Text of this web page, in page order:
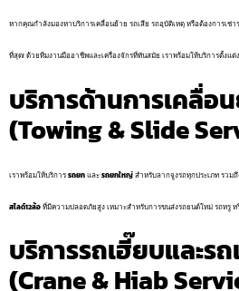
หากคุณกำลังมองหาบริการเคลื่อนย้าย รถเสีย รถอุบัติเหตุ หรือต้องการเช่
ที่สุด! ด้วยทีมงานมืออาชีพและเครื่องจักรที่ทันสมัย เราพร้อมให้บริการตั้งแ
บริการด้านการเคลื่อ
(Towing & Slide
เราพร้อมให้บริการรถยกและรถยกใหญ่สำหรับลากจูงรถทุกประเภท รวม
สไลด์12ล้อที่มีความปลอดภัยสูง เหมาะสำหรับการขนส่งรถยนต์ใหม่ รถหรู
บริการรถเฮี๊ยบและรถ
(Crane & Hiab